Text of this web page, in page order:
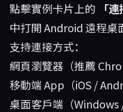
點擊實例卡片上的
「連
中打開 Android 遠程桌
支持連接方式：
網頁瀏覽器（推薦
移動端 App（iOS /
桌面客戶端（Windows /